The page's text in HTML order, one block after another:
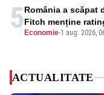
5 Economie-1 aug. 2026,
România a scăpat
Fitch menține
ACTUALITATE